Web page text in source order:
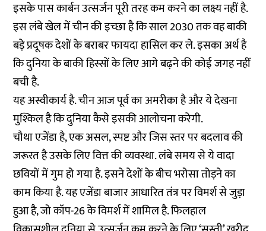
इसके पास कार्बन उत्सर्जन पूरी तरह कम करने का लक्ष्य नहीं है.
इस लंबे खेल में चीन की इच्छा है कि साल 2030 तक वह बाकी
बड़े प्रदूषक देशों के बराबर फायदा हासिल कर ले. इसका अर्थ है
कि दुनिया के बाकी हिस्सों के लिए आगे बढ़ने की कोई जगह नहीं
बची है.
यह अस्वीकार्य है. चीन आज पूर्व का अमरीका है और ये देखना
मुश्किल है कि दुनिया कैसे इसकी आलोचना करेगी.
चौथा एजेंडा है, एक असल, स्पष्ट और जिस स्तर पर बदलाव की
जरूरत है उसके लिए वित्त की व्यवस्था. लंबे समय से ये वादा
छवियों में गुम हो गया है. इसने देशों के बीच भरोसा तोड़ने का
काम किया है. यह एजेंडा बाजार आधारित तंत्र पर विमर्श से जुड़ा
हुआ है, जो कॉप-26 के विमर्श में शामिल है. फिलहाल